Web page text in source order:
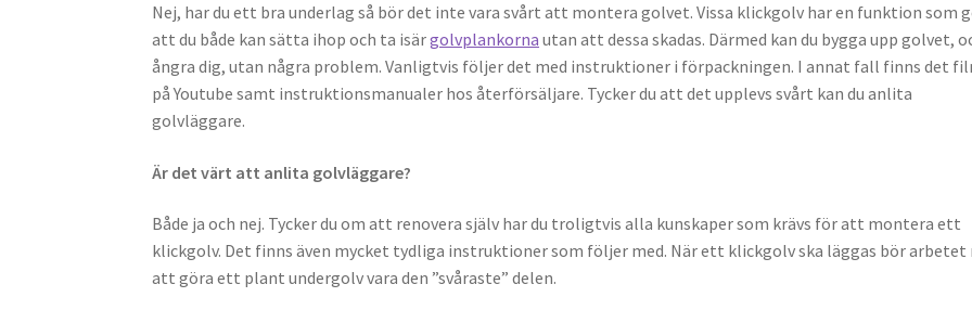
Nej, har du ett bra underlag så bör det inte vara svårt att montera golvet. Vissa klickgolv har en funktion som
att du både kan sätta ihop och ta isärgolvplankorna utan att dessa skadas. Därmed kan du bygga upp golvet,
ångra dig, utan några problem. Vanligtvis följer det med instruktioner i förpackningen. I annat fall finns det
på Youtube samt instruktionsmanualer hos återförsäljare. Tycker du att det upplevs svårt kan du anlita
golvläggare.
Är det värt att anlita golvläggare?
Både ja och nej. Tycker du om att renovera själv har du troligtvis alla kunskaper som krävs för att montera ett
klickgolv. Det finns även mycket tydliga instruktioner som följer med. När ett klickgolv ska läggas bör arbetet
att göra ett plant undergolv vara den ”svåraste” delen.